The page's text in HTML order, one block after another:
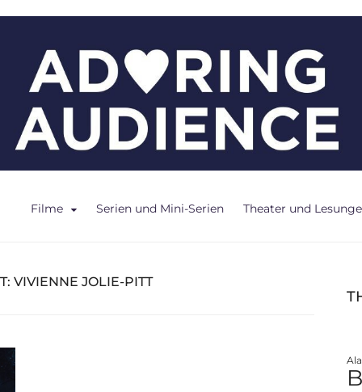
Filme Serien und Mini-Serien Theater und
VIVIENNE JOLIE-PITT